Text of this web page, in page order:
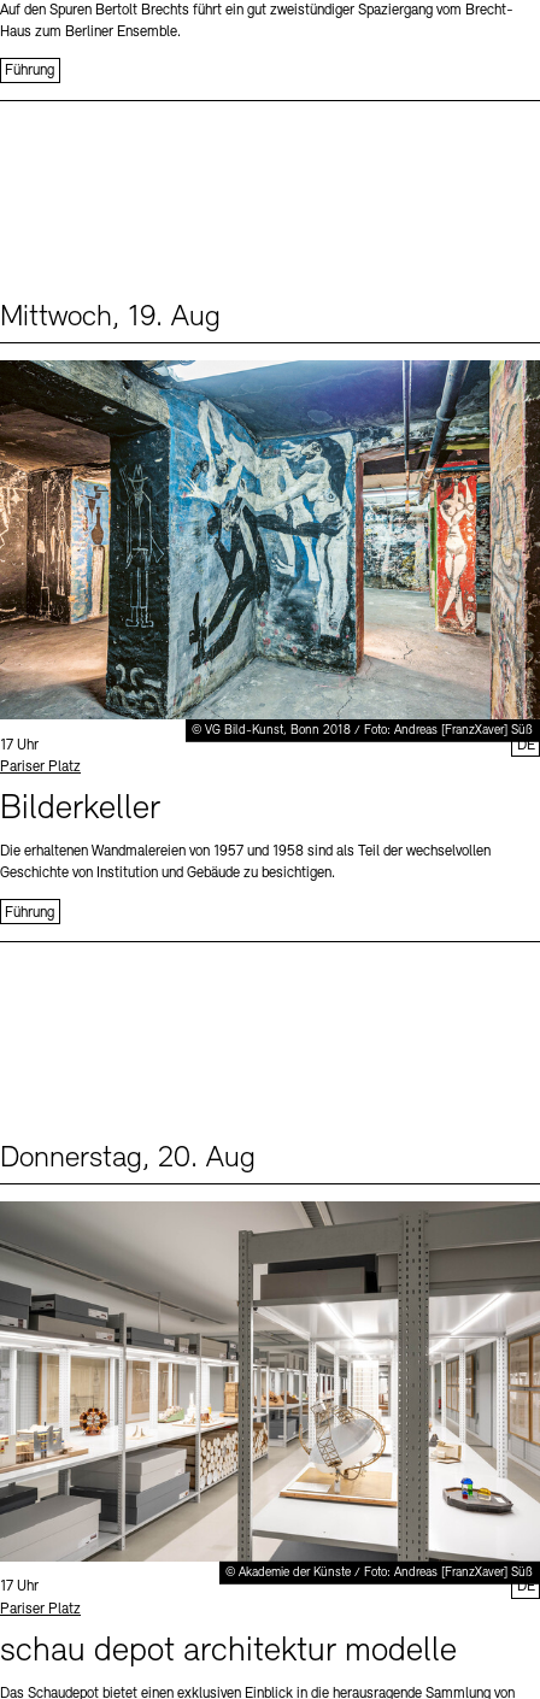
Auf den Spuren Bertolt Brechts führt ein gut zweistündiger Spaziergang vom Brecht-
Haus zum Berliner Ensemble.
Führung
Mittwoch, 19. Aug
© VG Bild-Kunst, Bonn 2018 / Foto: Andreas [FranzXaver] Süß
Uhrzeit:
17 Uhr
Standort
Pariser Platz
Bilderkeller
Die erhaltenen Wandmalereien von 1957 und 1958 sind als Teil der wechselvollen
Geschichte von Institution und Gebäude zu besichtigen.
Führung
DE
Donnerstag, 20. Aug
© Akademie der Künste / Foto: Andreas [FranzXaver] Süß
Uhrzeit:
17 Uhr
Standort
Pariser Platz
schau depot architektur modelle
Das Schaudepot bietet einen exklusiven Einblick in die herausragende Sammlung von
DE